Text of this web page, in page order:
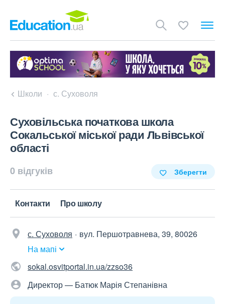
Школи с. Суховоля
Суховільська початкова школа
Сокальської міської ради Львівської
області
0 відгуків Зберегти
Контакти Про школу
с. Суховоля
вул. Першотравнева, 39, 80026
На мапі
sokal.osvitportal.in.ua/zzso36
Директор — Батюк Марія Степанівна